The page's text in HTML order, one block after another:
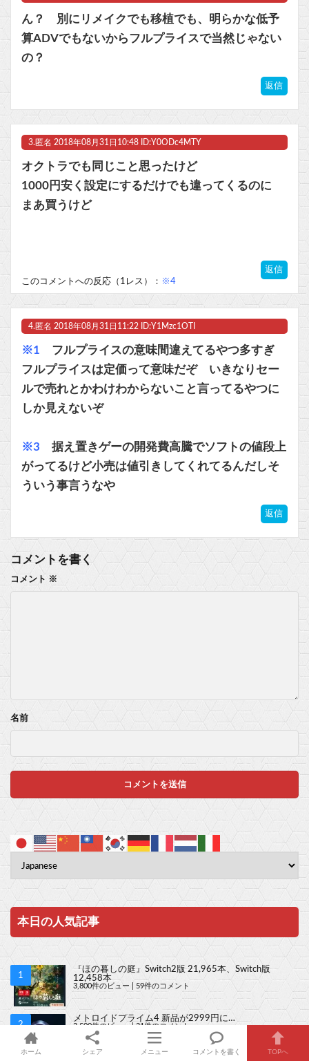
Powered by livedoor 相互RSS
ん？ 別にリメイクでも移植でも、明らかな低予
算ADVでもないからフルプライスで当然じゃない
の？
返信
3. 匿名 2018年08月31日10:48 ID:Y0ODc4MTY
オクトラでも同じこと思ったけど
1000円安く設定にするだけでも違ってくるのに
まあ買うけど
返信
このコメントへの反応（1レス）： ※4
4. 匿名 2018年08月31日11:22 ID:Y1Mzc1OTI
※1 フルプライスの意味間違えてるやつ多すぎ
フルプライスは定価って意味だぞ いきなりセー
ルで売れとかわけわからないこと言ってるやつに
しか見えないぞ
※3 据え置きゲーの開発費高騰でソフトの値段上
がってるけど小売は値引きしてくれてるんだしそ
ういう事言うなや
返信
コメントを書く
コメント ※
名前
本日の人気記事
『ほの暮しの庭』Switch2版 21,965本、Switch版
12,458本
3,800件のビュー 59件のコメント
メトロイドプライム4 新品が2999円に…
3,500件のビュー | 31件のコメント
ホーム シェア メニュー コメントを書く TOPへ